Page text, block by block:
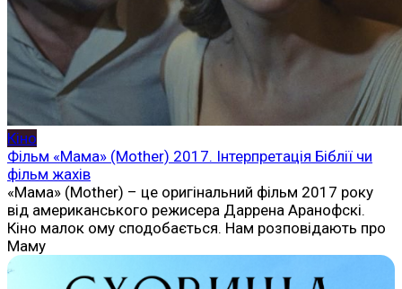
Кіно
Фільм «Мама» (Mother) 2017. Інтерпретація Біблії чи
фільм жахів
«Мама» (Mother) – це оригінальний фільм 2017 року
від американського режисера Даррена Аранофскі.
Кіно малок ому сподобається. Нам розповідають про
Маму